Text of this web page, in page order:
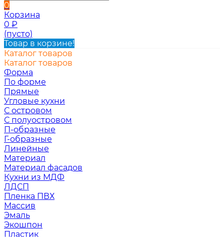
0
Корзина
0 ₽
(пусто)
Товар в корзине!
Каталог товаров
Каталог товаров
Форма
По форме
Прямые
Угловые кухни
С островом
С полуостровом
П-образные
Г-образные
Линейные
Материал
Материал фасадов
Кухни из МДФ
ЛДСП
Пленка ПВХ
Массив
Эмаль
Экошпон
Пластик